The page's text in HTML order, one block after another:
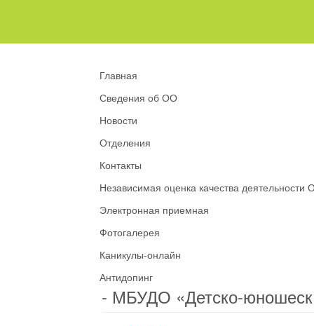
Главная
Сведения об ОО
Новости
Отделения
Контакты
Независимая оценка качества деятельности
Электронная приемная
Фотогалерея
Каникулы-онлайн
Антидопинг
- МБУДО «Детско-